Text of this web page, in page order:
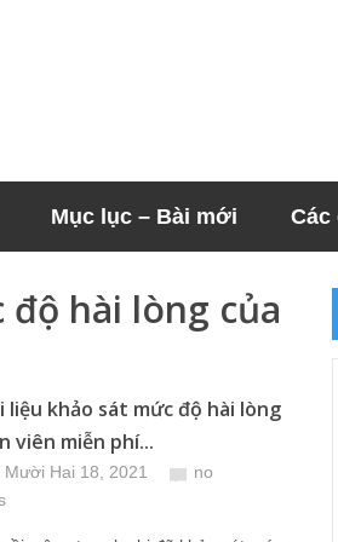
Mục lục – Bài mới Các
hài lòng của
liệu khảo sát mức độ hài lòng
viên miễn phí...
Mười Hai 18, 2021
no